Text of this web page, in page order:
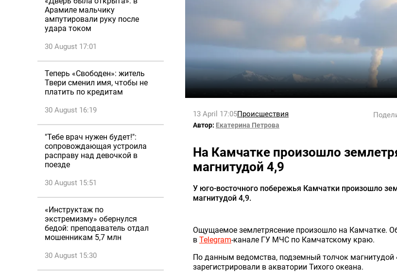
Арамиле мальчику
ампутировали руку после
удара током
30 August 17:01
Теперь «Свободен»: житель
Твери сменил имя, чтобы не
платить по кредитам
30 August 16:19
"Тебе врач нужен будет!":
сопровождающая устроила
расправу над девочкой в
поезде
30 August 15:51
«Инструктаж по
экстремизму» обернулся
бедой: преподаватель отдал
мошенникам 5,7 млн
30 August 15:30
13 April 17:05Происшествия
Автор: Екатерина Петрова
На Камчатке произошло
магнитудой 4,9
У юго-восточного побережья Камчатки произошло
магнитудой 4,9.
Ощущаемое землетрясение произошло на Камчатке.
в Telegram-канале ГУ МЧС по Камчатскому краю.
По данным ведомства, подземный толчок магнитудой
зарегистрировали в акватории Тихого океана.